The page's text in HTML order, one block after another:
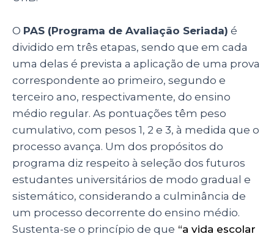
O PAS (Programa de Avaliação Seriada) é
dividido em três etapas, sendo que em cada
uma delas é prevista a aplicação de uma prova
correspondente ao primeiro, segundo e
terceiro ano, respectivamente, do ensino
médio regular. As pontuações têm peso
cumulativo, com pesos 1, 2 e 3, à medida que o
processo avança. Um dos propósitos do
programa diz respeito à seleção dos futuros
estudantes universitários de modo gradual e
sistemático, considerando a culminância de
um processo decorrente do ensino médio.
Sustenta-se o princípio de que “a vida escolar